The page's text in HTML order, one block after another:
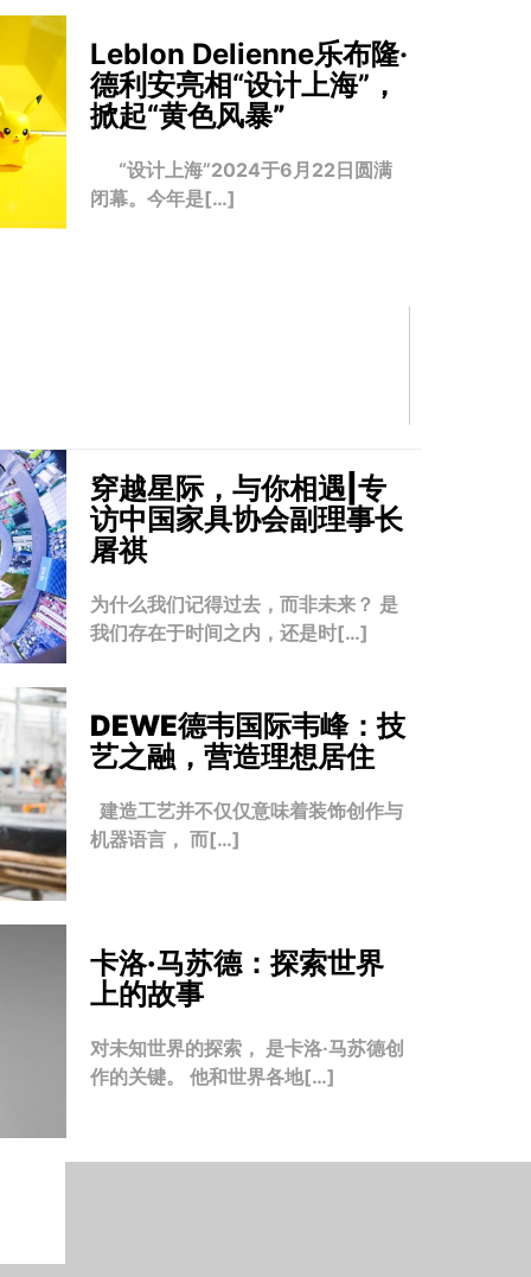
Leblon Delienne乐布隆·
德利安亮相“设计上海”，
掀起“黄色风暴”
“设计上海”2024于6月22日圆满
闭幕。今年是[…]
穿越星际，与你相遇|专
访中国家具协会副理事长
屠祺
为什么我们记得过去，而非未来？ 是
我们存在于时间之内，还是时[…]
DEWE德韦国际韦峰：技
艺之融，营造理想居住
建造工艺并不仅仅意味着装饰创作与
机器语言， 而[…]
卡洛·马苏德：探索世界
上的故事
对未知世界的探索， 是卡洛·马苏德创
作的关键。 他和世界各地[…]